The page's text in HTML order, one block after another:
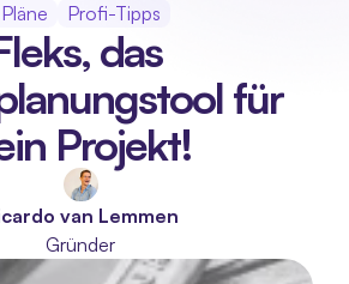
Pläne Profi-Tipps
das
für
Projekt!
van Lemmen
Gründer